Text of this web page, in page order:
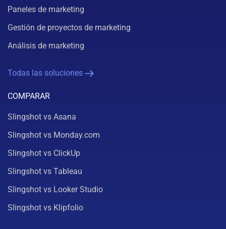
Paneles de marketing
Gestión de proyectos de marketing
Análisis de marketing
Todas las soluciones
COMPARAR
Slingshot vs Asana
Slingshot vs Monday.com
Slingshot vs ClickUp
Slingshot vs Tableau
Slingshot vs Looker Studio
Slingshot vs Klipfolio